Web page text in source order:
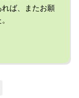
ば、またお願